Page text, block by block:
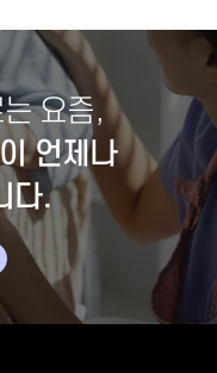
요즘,
언제나
다.